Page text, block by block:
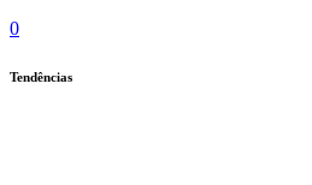
0
Tendências